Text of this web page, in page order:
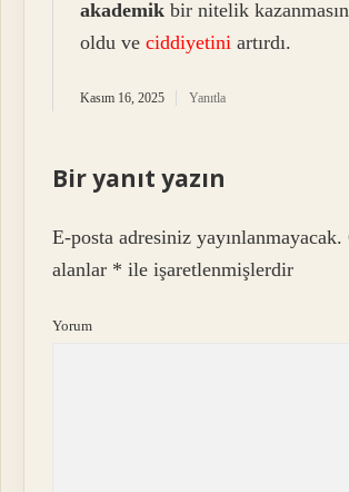
akademik bir nitelik
oldu veciddiyetini artırdı.
Kasım 16, 2025 Yanıtla
Bir yanıt yazın
E-posta adresiniz yayınlanmayacak.
alanlar * ile işaretlenmişlerdir
Yorum